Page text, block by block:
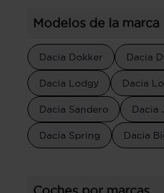
Modelos de la marca
Dacia Dokker Dacia
Dacia Lodgy Dacia
Dacia Sandero Dacia
Dacia Spring Dacia
Coches por marcas